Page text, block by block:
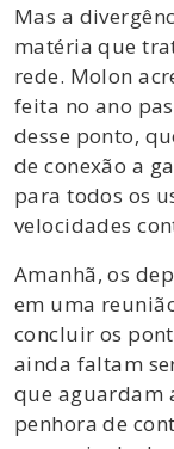
Mas a
matéria que
rede. Molon
feita no ano
desse ponto,
de conexão a
para todos os
velocidades
Amanhã, os
em uma
concluir os
ainda faltam
que aguardam
penhora de